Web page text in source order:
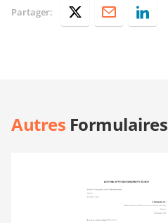
Partager:
Autres Formulaires